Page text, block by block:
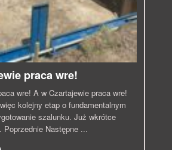
praca wre!
wre! A w Czartajewie praca wre!
kolejny etap o fundamentalnym
szalunku. Już wkrótce
Następne ...